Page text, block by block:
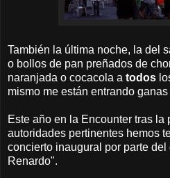
También la última noche, la del
o bollos de pan preñados de
naranjada o cocacola a todos
mismo me están entrando ganas
Este año en la Encounter tras
autoridades pertinentes hemos
concierto inaugural por parte
Renardo".